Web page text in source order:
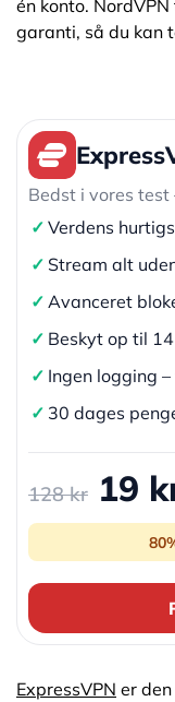
én konto.
garanti, så du kan
Bedst i vores
✓Verdens
✓ Stream alt
✓ Avanceret
✓ Beskyt op til
✓ Ingen logging
✓ 30 dages
128 kr 19
ExpressVPN er